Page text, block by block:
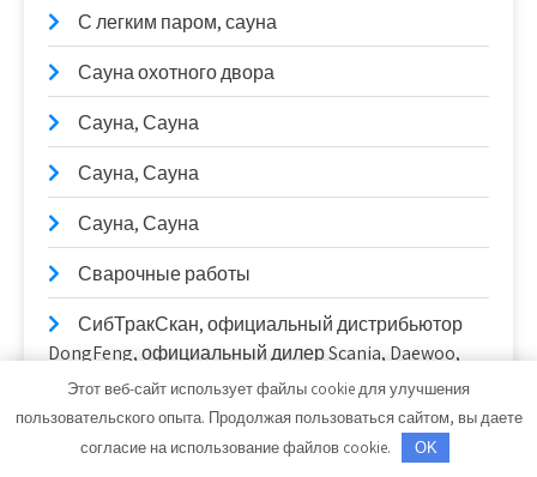
С легким паром, сауна
Сауна охотного двора
Сауна, Сауна
Сауна, Сауна
Сауна, Сауна
Сварочные работы
СибТракСкан, официальный дистрибьютор
DongFeng, официальный дилер Scania, Daewoo,
Sitrak
Сириус, автомоечный комплекс
Этот веб-сайт использует файлы cookie для улучшения
пользовательского опыта. Продолжая пользоваться сайтом, вы даете
согласие на использование файлов cookie.
OK